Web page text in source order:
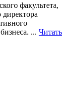
факультета,
... Читать